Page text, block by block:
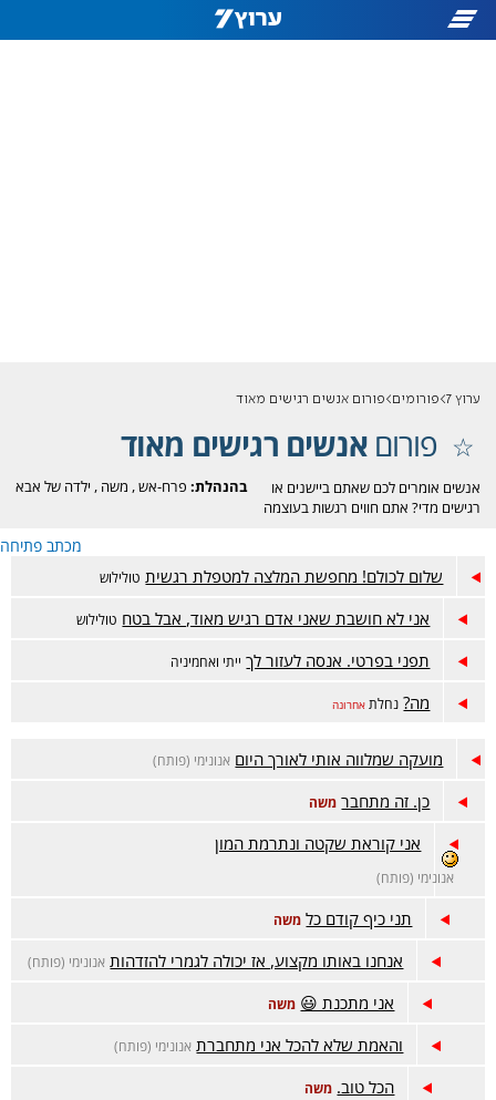
ערוץ 7 פורומים פורום אנשים רגישים מאוד
פורוםאנשים רגישים מאוד
בהנהלת: פרח-אש, משה , ילדה של אבא
אנשים אומרים לכם שאתם ביישנים או
רגישים מדי? אתם חווים רגשות בעוצמה
הנכון בשבלכם :)
מכתב פתיחה
שלום לכולם! מחפשת המלצה למטפלת רגשית טולילוש
אני לא חושבת שאני אדם רגיש מאוד, אבל בטח טולילוש
תפני בפרטי. אנסה לעזור לך ייתי ואחמיניה
מה? נחלת אחרונה
מועקה שמלווה אותי לאורך היום אנונימי (פותח)
כן. זה מתחבר משה
אני קוראת שקטה ונתרמת המון
אנונימי (פותח)
תני כיף קודם כל משה
אנחנו באותו מקצוע, אז יכולה לגמרי להזדהות אנונימי (פותח)
אני מתכנת 😃 משה
והאמת שלא להכל אני מתחברת אנונימי (פותח)
הכל טוב. משה